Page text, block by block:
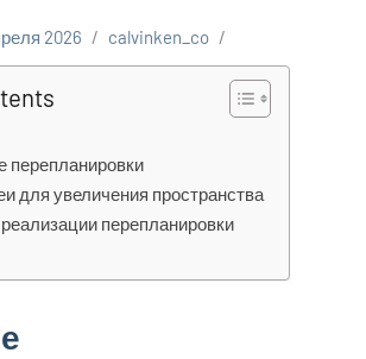
2026 calvinken_co
перепланировки
для увеличения пространства
перепланировки